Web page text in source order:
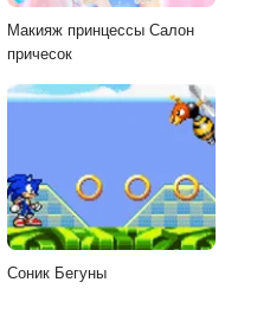
Макияж принцессы Салон
причесок
Соник Бегуны